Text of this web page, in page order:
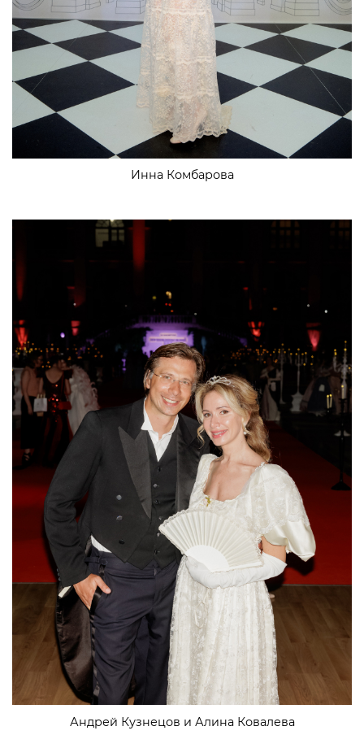
Инна Комбарова
Андрей Кузнецов и Алина Ковалева